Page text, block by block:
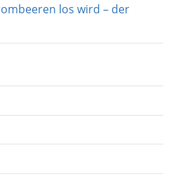
los wird – der